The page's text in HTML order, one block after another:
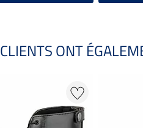
ONT